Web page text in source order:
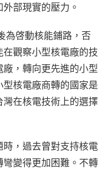
部現實的壓力。
為啓動核能鋪路，否
觀察小型核電廠的技
，轉向更先進的小型
核電廠商轉的國家是
在核電技術上的選擇
，過去曾對支持核電
變得更加困難。不轉